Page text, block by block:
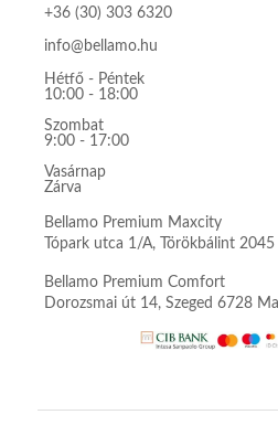
+36 (30) 303 6320
info@bellamo.hu
Hétfő - Péntek
10:00 - 18:00
Szombat
9:00 - 17:00
Vasárnap
Zárva
Bellamo Premium Maxcity
Tópark utca 1/A, Törökbálint
Bellamo Premium Comfort
Dorozsmai út 14, Szeged 6728